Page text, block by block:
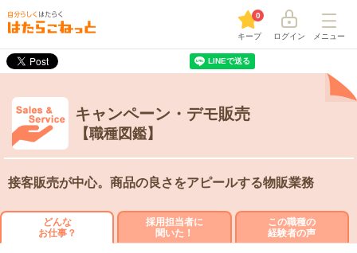
キープ
0
ログイン メニュー
キャンペーン・デモ販売
【職種図鑑】
接客販売が中心。商品の良さをアピールする物販業務
どんな
お仕事？
採用担当者に
聞いた！
この職種の
経験者の声